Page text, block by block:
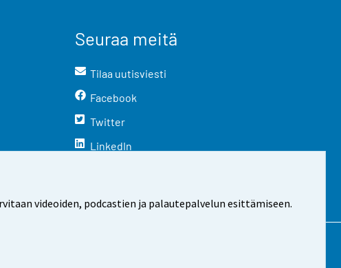
videoiden, podcastien ja palautepalvelun esittämiseen.
Seuraa meitä
Tilaa uutisviesti
Facebook
Twitter
LinkedIn